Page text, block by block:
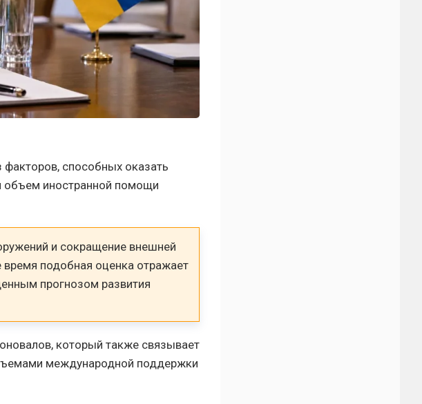
способных оказать
объем иностранной помощи
и сокращение внешней
подобная оценка отражает
прогнозом развития
который также связывает
международной поддержки